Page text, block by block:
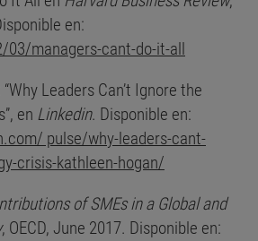
en:
managers-cant-do-it-all
Leaders Can’t Ignore the
en Linkedin. Disponible en:
pulse/why-leaders-cant-
crisis-kathleen-hogan/
of SMEs in a Global and
, OECD, June 2017. Disponible en: